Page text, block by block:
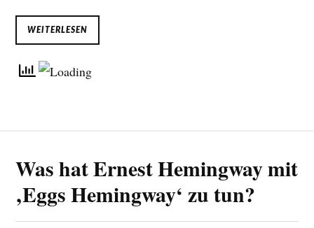
WEITERLESEN
Was hat Ernest Hemingway mit
‚Eggs Hemingway‘ zu tun?